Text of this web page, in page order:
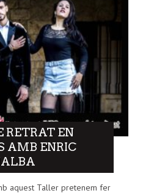
RETRAT EN
AMB ENRIC
aquest Taller pretenem fer